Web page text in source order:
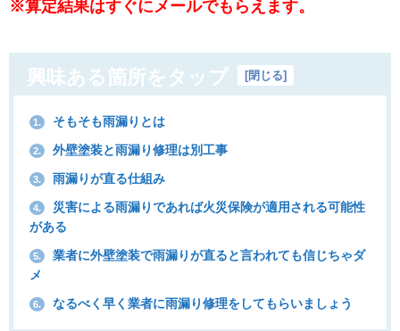
※算定結果はすぐにメールでもらえます。
興味ある箇所をタップ [閉じる]
1. そもそも雨漏りとは
2. 外壁塗装と雨漏り修理は別工事
3. 雨漏りが直る仕組み
4.
災害による雨漏りであれば火災保険が適用される可能性
がある
5.
業者に外壁塗装で雨漏りが直ると言われても信じちゃダ
メ
6. なるべく早く業者に雨漏り修理をしてもらいましょう